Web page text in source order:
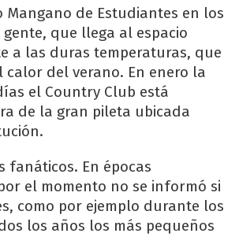
de Estudiantes en los
que llega al espacio
a las duras temperaturas, que
del verano. En enero la
el Country Club está
de la gran pileta ubicada
fanáticos. En épocas
el momento no se informó si
como por ejemplo durante los
los años los más pequeños